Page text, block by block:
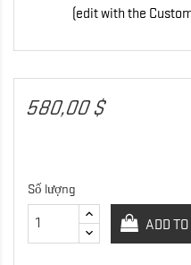
(edit with the
580,00 $
Số lượng
ADD